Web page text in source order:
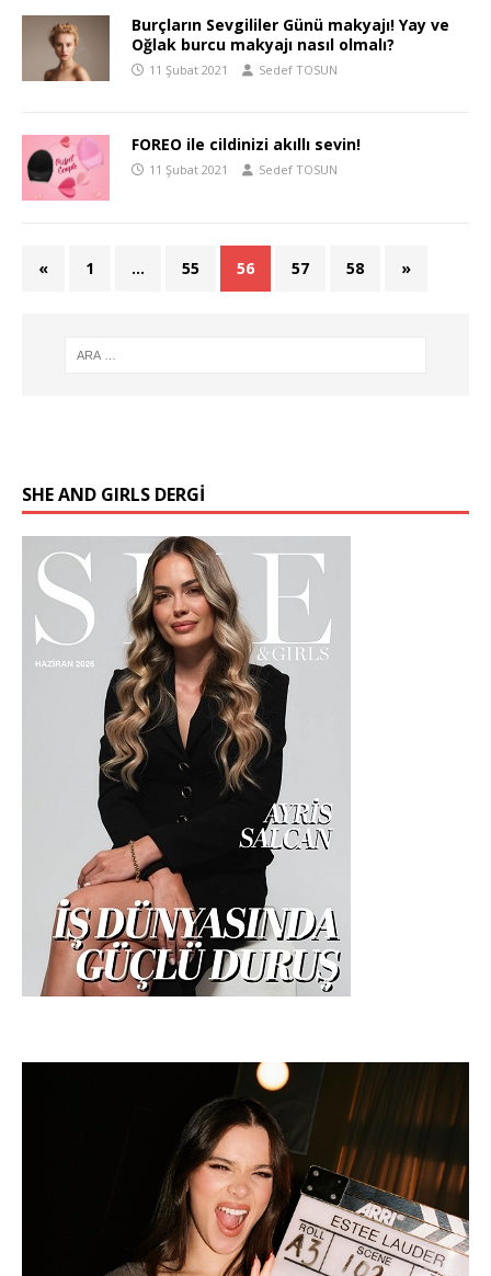
Burçların Sevgililer Günü makyajı! Yay ve
Oğlak burcu makyajı nasıl olmalı?
11 Şubat 2021 Sedef TOSUN
FOREO ile cildinizi akıllı sevin!
11 Şubat 2021 Sedef TOSUN
« 1 … 55 56 57 58 »
SHE AND GIRLS DERGİ